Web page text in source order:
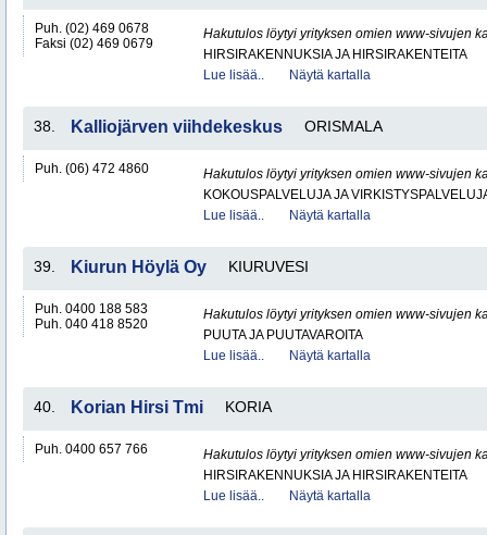
Puh. (02) 469 0678
Faksi (02) 469 0679
Hakutulos löytyi yrityksen omien www-sivujen
HIRSIRAKENNUKSIA JA HIRSIRAKENTEITA
Lue lisää..
Näytä kartalla
38. Kalliojärven viihdekeskus ORISMALA
Puh. (06) 472 4860
Hakutulos löytyi yrityksen omien www-sivujen
KOKOUSPALVELUJA JA
Lue lisää..
Näytä kartalla
39. Kiurun Höylä Oy KIURUVESI
Puh. 0400 188 583
Puh. 040 418 8520
Hakutulos löytyi yrityksen omien www-sivujen
PUUTA JA PUUTAVAROITA
Lue lisää..
Näytä kartalla
40. Korian Hirsi Tmi KORIA
Puh. 0400 657 766
Hakutulos löytyi yrityksen omien www-sivujen
HIRSIRAKENNUKSIA JA HIRSIRAKENTEITA
Lue lisää..
Näytä kartalla